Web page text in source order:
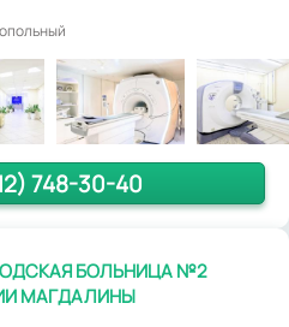
748-30-40
БОЛЬНИЦА №2
МАГДАЛИНЫ